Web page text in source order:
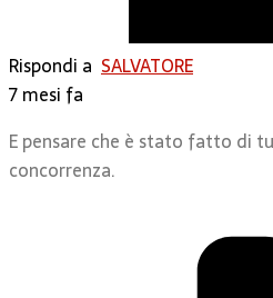
Rispondi a SALVATORE
7 mesi fa
E pensare che è stato fatto di
concorrenza.